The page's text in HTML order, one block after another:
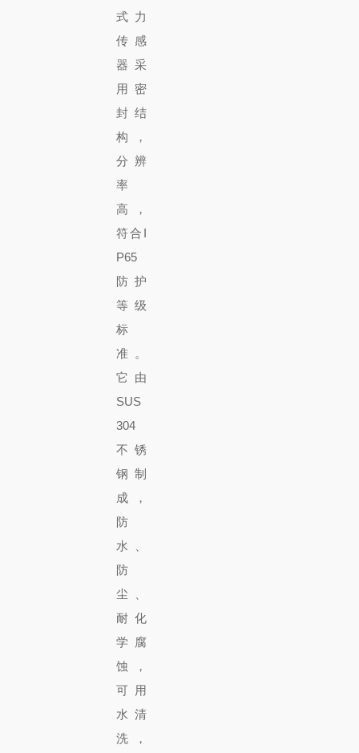
式力
传感
器采
用密
封结
构，
分辨
率
高，
符合I
P65
防护
等级
标
准。
它由
SUS
304
不锈
钢制
成，
防
水、
防
尘、
耐化
学腐
蚀，
可用
水清
洗，